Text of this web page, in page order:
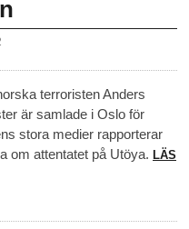
terroristen Anders
är samlade i Oslo för
stora medier rapporterar
om attentatet på Utöya. LÄS